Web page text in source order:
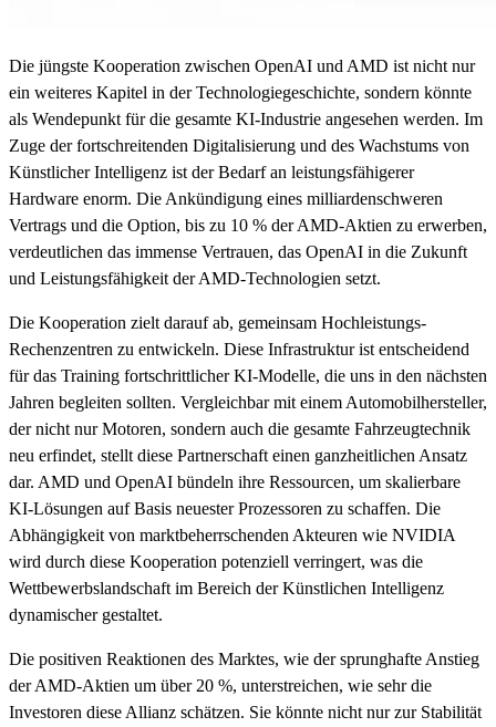
Die jüngste Kooperation zwischen OpenAI und AMD ist nicht nur
ein weiteres Kapitel in der Technologiegeschichte, sondern könnte
als Wendepunkt für die gesamte KI-Industrie angesehen werden. Im
Zuge der fortschreitenden Digitalisierung und des Wachstums von
Künstlicher Intelligenz ist der Bedarf an leistungsfähigerer
Hardware enorm. Die Ankündigung eines milliardenschweren
Vertrags und die Option, bis zu 10 % der AMD-Aktien zu erwerben,
verdeutlichen das immense Vertrauen, das OpenAI in die Zukunft
und Leistungsfähigkeit der AMD-Technologien setzt.
Die Kooperation zielt darauf ab, gemeinsam Hochleistungs-
Rechenzentren zu entwickeln. Diese Infrastruktur ist entscheidend
für das Training fortschrittlicher KI-Modelle, die uns in den nächsten
Jahren begleiten sollten. Vergleichbar mit einem Automobilhersteller,
der nicht nur Motoren, sondern auch die gesamte Fahrzeugtechnik
neu erfindet, stellt diese Partnerschaft einen ganzheitlichen Ansatz
dar. AMD und OpenAI bündeln ihre Ressourcen, um skalierbare
KI-Lösungen auf Basis neuester Prozessoren zu schaffen. Die
Abhängigkeit von marktbeherrschenden Akteuren wie NVIDIA
wird durch diese Kooperation potenziell verringert, was die
Wettbewerbslandschaft im Bereich der Künstlichen Intelligenz
dynamischer gestaltet.
Die positiven Reaktionen des Marktes, wie der sprunghafte Anstieg
der AMD-Aktien um über 20 %, unterstreichen, wie sehr die
Investoren diese Allianz schätzen. Sie könnte nicht nur zur Stabilität